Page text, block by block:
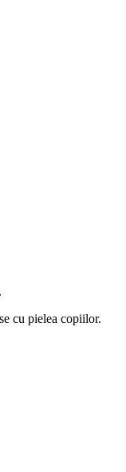
cu pielea copiilor.